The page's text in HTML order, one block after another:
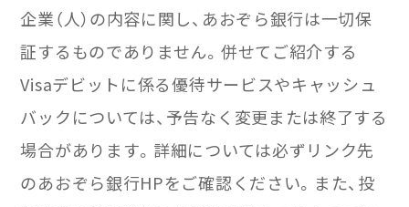
企業（人）の内容に関し、あおぞら銀行は一切保
証するものでありません。併せてご紹介する
Visaデビットに係る優待サービスやキャッシュ
バックについては、予告なく変更または終了する
場合があります。詳細については必ずリンク先
のあおぞら銀行HPをご確認ください。また、投